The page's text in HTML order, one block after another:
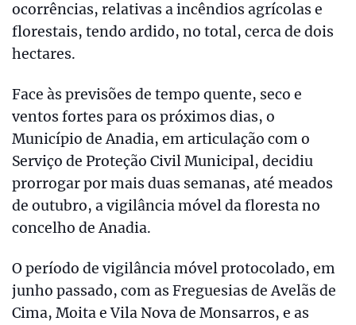
ocorrências, relativas a incêndios agrícolas e
florestais, tendo ardido, no total, cerca de dois
hectares.
Face às previsões de tempo quente, seco e
ventos fortes para os próximos dias, o
Município de Anadia, em articulação com o
Serviço de Proteção Civil Municipal, decidiu
prorrogar por mais duas semanas, até meados
de outubro, a vigilância móvel da floresta no
concelho de Anadia.
O período de vigilância móvel protocolado, em
junho passado, com as Freguesias de Avelãs de
Cima, Moita e Vila Nova de Monsarros, e as